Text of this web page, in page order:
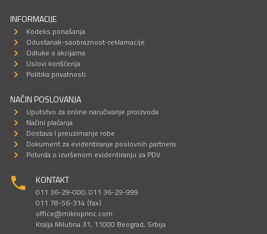
INFORMACIJE
Kodeks ponašanja
Odustanak-saobraznost-reklamacije
Odluke o akcijama
Uslovi korišćenja
Politika privatnosti
NAČIN POSLOVANJA
Uputstvo za online naručivanje proizvoda
Načini plaćanja
Dostava I preuzimanje robe
Dokument za evidentiranje poslovnih partnera
Potvrda o izvršenom evidentiranju za PDV
KONTAKT
011 36-29-000; 011 36-29-999
011 78-56-314 (fax)
office@mikroprinc.com
Kralja Milutina 31, 11000 Beograd, Srbija